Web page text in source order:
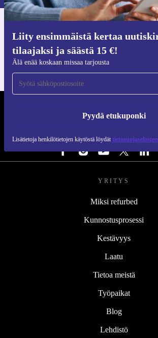
Liity ensimmäistä kertaa
tilaajaksi ja säästä 15 €!
Älä enää koskaan missaa tarjousta
Pyydä etukuponki
Lisätietoja henkilötietojen käytöstä löydät
iOS:lle ja Androidille
YRITYS
Miksi refurbed
Kunnostusprosessi
Kestävyys
Laatu
Tietoa meistä
Työpaikat
Blog
Lehdistö